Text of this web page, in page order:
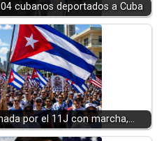
cubanos deportados a Cuba
por el 11J con marcha,…